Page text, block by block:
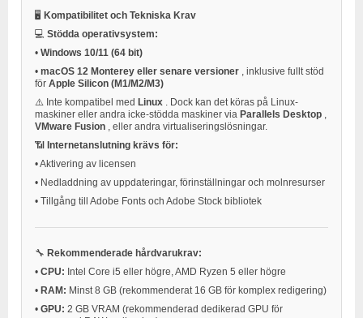
🖥️ Kompatibilitet och Tekniska Krav
💻 Stödda operativsystem:
• Windows 10/11 (64 bit)
• macOS 12 Monterey eller senare versioner
, inklusive fullt stöd
för Apple Silicon (M1/M2/M3)
⚠️ Inte kompatibel med Linux
. Dock kan det köras på Linux-
maskiner eller andra icke-stödda maskiner via Parallels Desktop
VMware Fusion
, eller andra virtualiseringslösningar.
📶 Internetanslutning krävs för:
•Aktivering av licensen
• Nedladdning av uppdateringar, förinställningar och molnresurser
• Tillgång till Adobe Fonts och Adobe Stock bibliotek
🔧 Rekommenderade hårdvarukrav:
• CPU: Intel Core i5 eller högre, AMD Ryzen 5 eller högre
• RAM: Minst 8 GB (rekommenderat 16 GB för komplex redigering)
• GPU: 2 GB VRAM (rekommenderad dedikerad GPU för